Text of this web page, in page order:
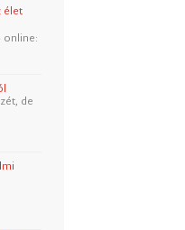
élet
online:
de